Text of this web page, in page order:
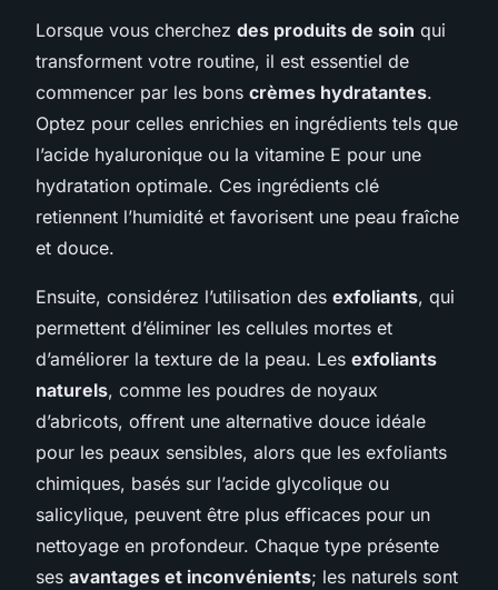
Lorsque vous cherchez des produits de soin qui
transforment votre routine, il est essentiel de
commencer par les bons crèmes hydratantes.
Optez pour celles enrichies en ingrédients tels que
l’acide hyaluronique ou la vitamine E pour une
hydratation optimale. Ces ingrédients clé
retiennent l’humidité et favorisent une peau fraîche
et douce.
Ensuite, considérez l’utilisation des exfoliants, qui
permettent d’éliminer les cellules mortes et
d’améliorer la texture de la peau. Les exfoliants
naturels, comme les poudres de noyaux
d’abricots, offrent une alternative douce idéale
pour les peaux sensibles, alors que les exfoliants
chimiques, basés sur l’acide glycolique ou
salicylique, peuvent être plus efficaces pour un
nettoyage en profondeur. Chaque type présente
ses avantages et inconvénients; les naturels sont